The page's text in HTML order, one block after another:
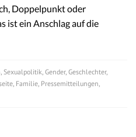
Doppelpunkt oder
ist ein Anschlag auf die
Sexualpolitik Gender, Geschlechter,
Familie Pressemitteilungen